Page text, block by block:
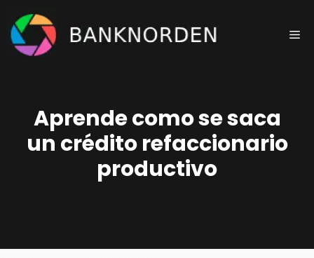
Saltar
contenido
Aprende como se saca
un crédito refaccionario
productivo